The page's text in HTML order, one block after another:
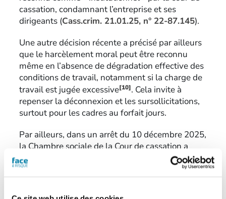
cassation, condamnant l’entreprise et ses
dirigeants (Cass.crim. 21.01.25, n° 22-87.145).
Une autre décision récente a précisé par ailleurs
que le harcèlement moral peut être reconnu
même en l’absence de dégradation effective des
conditions de travail, notamment si la charge de
travail est jugée excessive[10]. Cela invite à
repenser la déconnexion et les sursollicitations,
surtout pour les cadres au forfait jours.
Par ailleurs, dans un arrêt du 10 décembre 2025,
la Chambre sociale de la Cour de cassation a
rappelé que
« le salarié n’a pas à démontrer qu’il
a été visé directement par les actes »
Soc. 10
décembre 2025, n°24-15-412), condamnant les
effets délétères d’un management toxique